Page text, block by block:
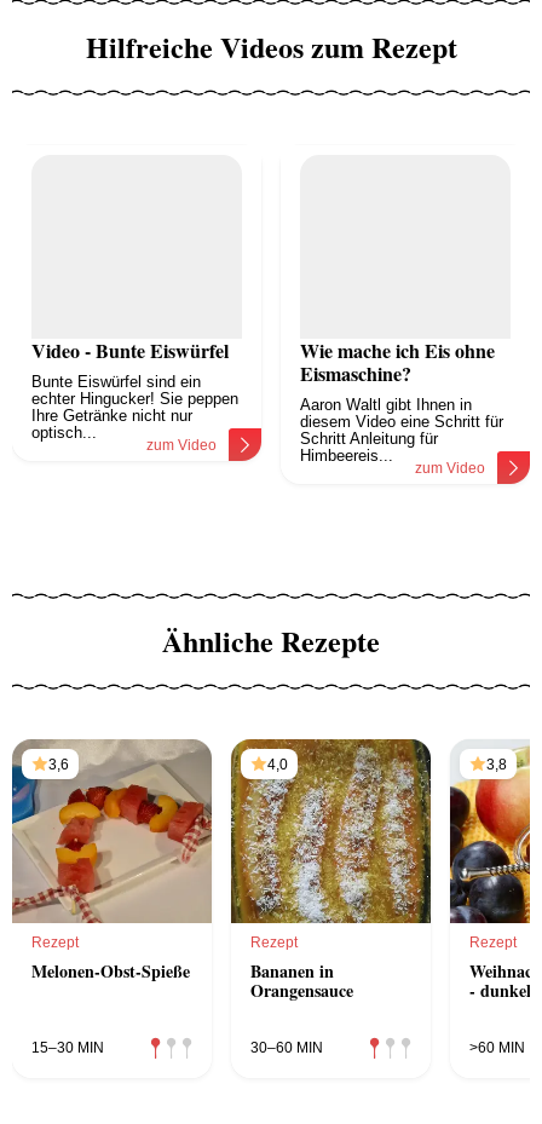
Hilfreiche Videos zum Rezept
Video - Bunte Eiswürfel
Bunte Eiswürfel sind ein
echter Hingucker! Sie peppen
Ihre Getränke nicht nur
optisch...
zum Video
Wie mache ich Eis ohne
Eismaschine?
Aaron Waltl gibt Ihnen in
diesem Video eine Schritt für
Schritt Anleitung für
Himbeereis...
zum Video
Ähnliche Rezepte
3,6
Rezept
Melonen-Obst-Spieße
15–30 MIN
4,0
Rezept
Bananen in
Orangensauce
30–60 MIN
3,8
Rezept
- dunkel
>60 MIN